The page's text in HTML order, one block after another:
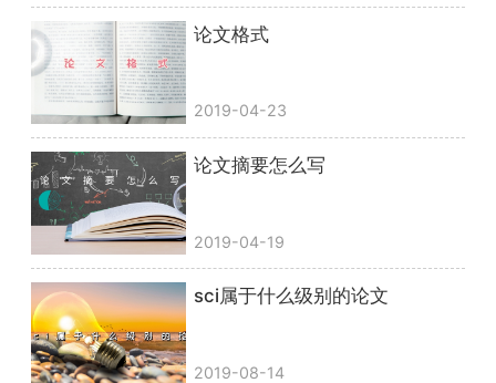
论文格式
2019-04-23
论文摘要怎么写
2019-04-19
sci属于什么级别的论文
2019-08-14